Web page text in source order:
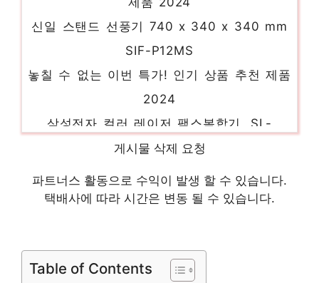
신일 스탠드 선풍기 740 x 340 x 340 mm
SIF-P12MS
놓칠 수 없는 이번 특가! 인기 상품 추천 제품
2024
삼성전자 컬러 레이저 팩스복합기, SL-
C563FW
일상에 빛을 더하는 최고의 아이템 인기 상품
추천 제품 2024
제품 2024
대우 무선 써큘레이터 디지털 리모콘 선풍기
게시물 삭제 요청
파트너스 활동으로 수익이 발생 할 수 있습니다.
택배사에 따라 시간은 변동 될 수 있습니다.
Table of Contents